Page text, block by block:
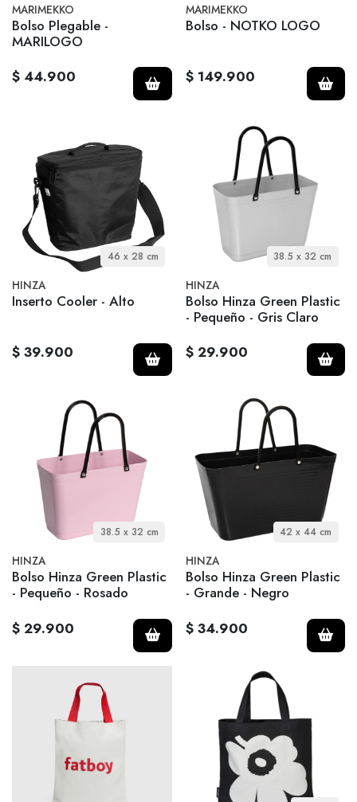
MARIMEKKO
Bolso Plegable -
MARILOGO
$ 44.900
MARIMEKKO
Bolso - NOTKO LOGO
$ 149.900
46 x 28 cm
HINZA
Inserto Cooler - Alto
$ 39.900
38.5 x 32 cm
HINZA
Bolso Hinza Green Plastic
- Pequeño - Gris Claro
$ 29.900
38.5 x 32 cm
HINZA
Bolso Hinza Green Plastic
- Pequeño - Rosado
$ 29.900
42 x 44 cm
HINZA
Bolso Hinza Green Plastic
- Grande - Negro
$ 34.900